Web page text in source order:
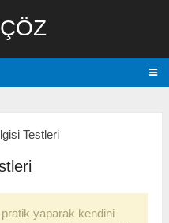
Testleri
pratik yaparak kendini